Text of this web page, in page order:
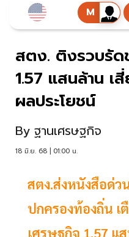
สตง. ติงรวบรัด
1.57 แสนล้าน เ
ผลประโยชน์
By ฐานเศรษฐกิจ
18 มิ.ย. 68 | 01:00 น.
สตง.ส่งหนังสือด่ว
ปกครองท้องถิ่น เ
เศรษฐกิจ 1.57 แ